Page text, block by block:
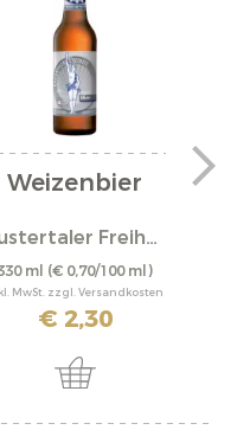
Weizenbier
Pustertaler Freiheit
ml (€ 0,70/100 ml)
MwSt. zzgl. Versandkosten
€ 2,30